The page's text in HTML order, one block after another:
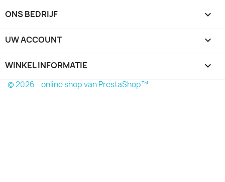
ONS BEDRIJF 
UW ACCOUNT 
WINKEL INFORMATIE keyboard_arrow_down
© 2026 - online shop van PrestaShop™